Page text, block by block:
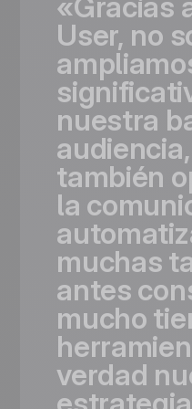
User, no
nuestra
audiencia,
también
la
muchas
antes
mucho
verdad